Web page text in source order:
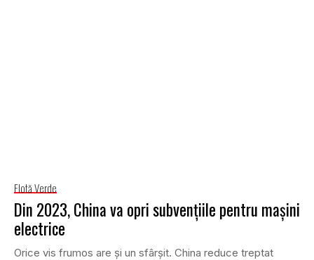
Flotă Verde
Din 2023, China va opri subvențiile pentru mașini
electrice
Orice vis frumos are și un sfârșit. China reduce treptat